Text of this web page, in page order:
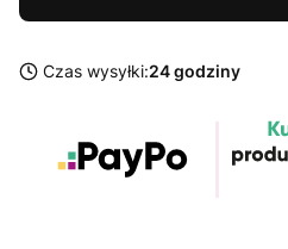
Czas wysyłki:24 godziny